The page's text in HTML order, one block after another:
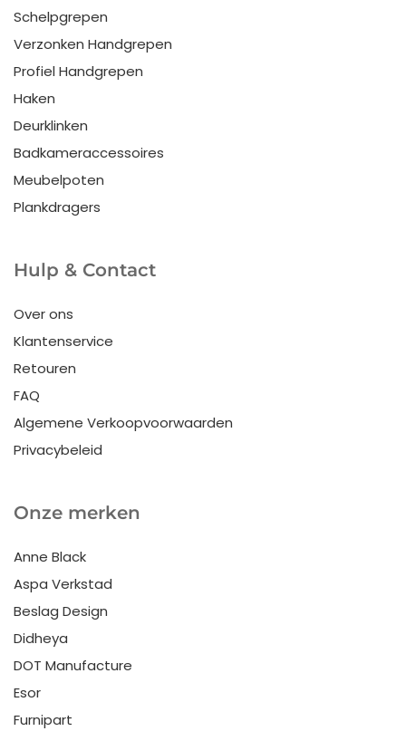
Schelpgrepen
Verzonken Handgrepen
Profiel Handgrepen
Haken
Deurklinken
Badkameraccessoires
Meubelpoten
Plankdragers
Hulp & Contact
Over ons
Klantenservice
Retouren
FAQ
Algemene Verkoopvoorwaarden
Privacybeleid
Onze merken
Anne Black
Aspa Verkstad
Beslag Design
Didheya
DOT Manufacture
Esor
Furnipart